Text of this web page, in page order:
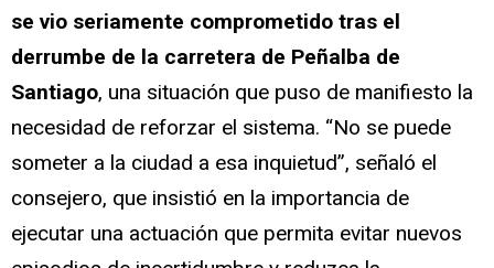
se vio seriamente comprometido tras el
derrumbe de la carretera de Peñalba de
Santiago, una situación que puso de manifiesto la
necesidad de reforzar el sistema. “No se puede
someter a la ciudad a esa inquietud”, señaló el
consejero, que insistió en la importancia de
ejecutar una actuación que permita evitar nuevos